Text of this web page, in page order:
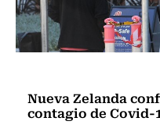
Nueva Zelanda
contagio de Covid-